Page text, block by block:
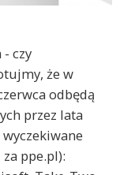
czy
że w
odbędą
przez lata
ppe.pl):